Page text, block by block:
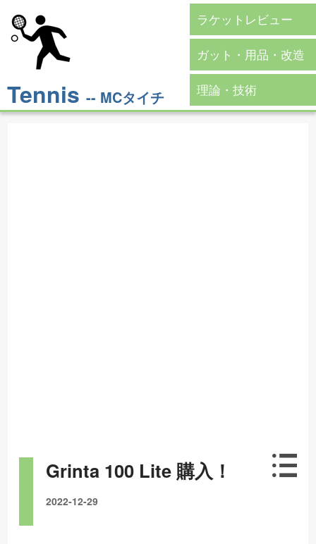
Tennis -- MCタイチ
ラケットレビュー
ガット・用品・改造
理論・技術
Grinta 100 Lite 購入！
2022-12-29